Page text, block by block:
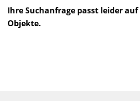
Ihre Suchanfrage passt leider
Objekte.